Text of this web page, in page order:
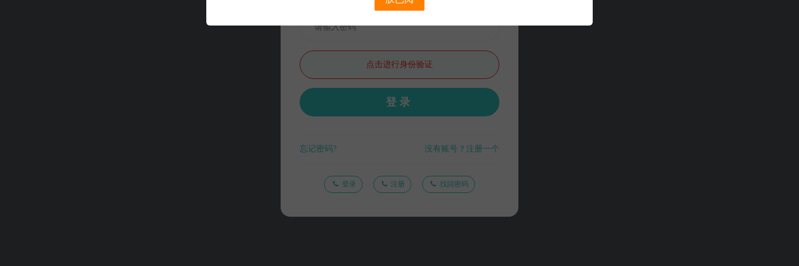
点击进行身份验证
登录
没有账号？注册一个
忘记密码?
登录 注册 找回密码